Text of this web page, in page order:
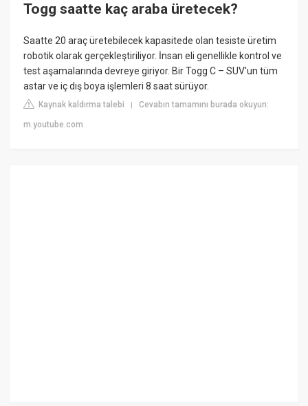
Togg saatte kaç araba üretecek?
Saatte 20 araç üretebilecek kapasitede olan tesiste üretim
robotik olarak gerçekleştiriliyor. İnsan eli genellikle kontrol ve
test aşamalarında devreye giriyor. Bir Togg C – SUV'un tüm
astar ve iç dış boya işlemleri 8 saat sürüyor.
Kaynak kaldırma talebi |Cevabın tamamını burada okuyun:
m.youtube.com